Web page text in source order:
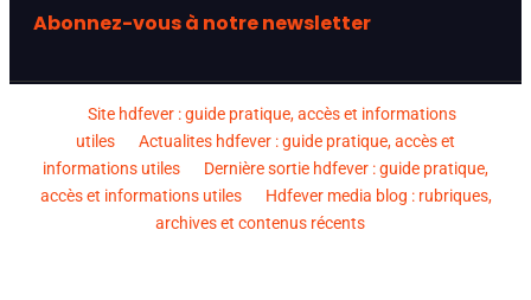
Abonnez-vous à notre newsletter
Site hdfever : guide pratique, accès et informations
utiles
Actualites hdfever : guide pratique, accès et
informations utiles
Dernière sortie hdfever : guide pratique,
accès et informations utiles
Hdfever media blog : rubriques,
archives et contenus récents